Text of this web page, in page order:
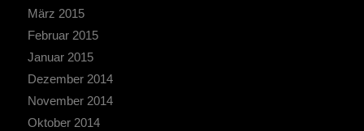
März 2015
Februar 2015
Januar 2015
Dezember 2014
November 2014
Oktober 2014